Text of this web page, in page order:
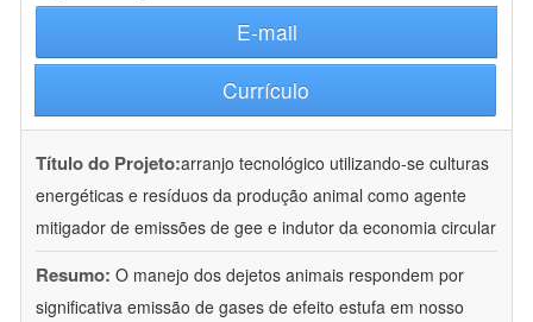
E-mail
Currículo
Título do Projeto:arranjo tecnológico utilizando-se culturas
energéticas e resíduos da produção animal como agente
mitigador de emissões de gee e indutor da economia circular
Resumo: O manejo dos dejetos animais respondem por
significativa emissão de gases de efeito estufa em nosso